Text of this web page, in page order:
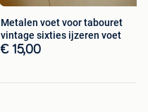
Metalen voet voor tabouret
vintage sixties ijzeren voet
€ 15,00